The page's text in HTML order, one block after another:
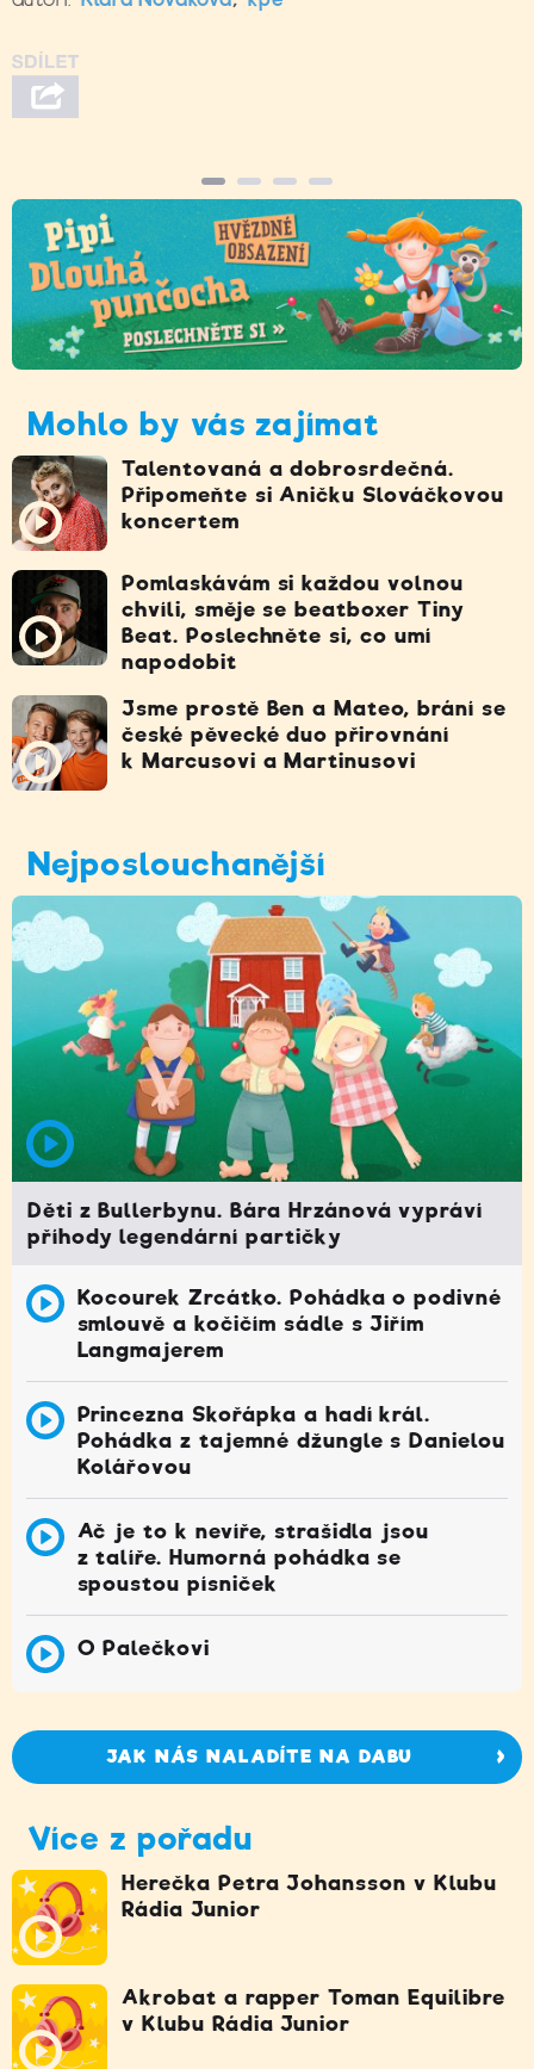
Mohlo by vás zajímat
Talentovaná a dobrosrdečná.
Připomeňte si Aničku Slováčkovou
koncertem
Pomlaskávám si každou volnou
chvíli, směje se beatboxer Tiny
Beat. Poslechněte si, co umí
napodobit
Jsme prostě Ben a Mateo, brání se
české pěvecké duo přirovnání
k Marcusovi a Martinusovi
Nejposlouchanější
Děti z Bullerbynu. Bára Hrzánová vypráví
příhody legendární partičky
Kocourek Zrcátko. Pohádka o podivné
smlouvě a kočičím sádle s Jiřím
Langmajerem
Princezna Skořápka a hadí král.
Pohádka z tajemné džungle s Danielou
Kolářovou
Ač je to k nevíře, strašidla jsou
z talíře. Humorná pohádka se
spoustou písniček
O Palečkovi
JAK NÁS NALADÍTE NA DABU
Více z pořadu
Herečka Petra Johansson v Klubu
Rádia Junior
Akrobat a rapper Toman Equilibre
v Klubu Rádia Junior